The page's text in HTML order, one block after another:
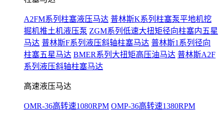
A2FM系列柱塞液压马达 普林斯K系列柱塞泵平地机挖
掘机推土机液压泵 ZGM系列低速大扭矩径向柱塞内五星
马达 普林斯F系列液压斜轴柱塞马达 普林斯1系列径向
柱塞五星马达 BMER系列大扭矩高压油马达 普林斯A2F
系列液压斜轴柱塞马达
高速液压马达
OMR-36高转速1080RPM OMP-36高转速1380RPM